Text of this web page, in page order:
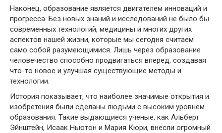
Наконец, образование является двигателем инноваций и
прогресса. Без новых знаний и исследований не было бы
современных технологий, медицины и многих других
аспектов нашей жизни, которые мы сегодня считаем
само собой разумеющимися. Лишь через образование
человечество способно продвигаться вперед, создавая
что-то новое и улучшая существующие методы и
технологии.
История показывает, что наиболее значимые открытия и
изобретения были сделаны людьми с высоким уровнем
образования. Такие выдающиеся ученые, как Альберт
Эйнштейн, Исаак Ньютон и Мария Кюри, внесли огромный